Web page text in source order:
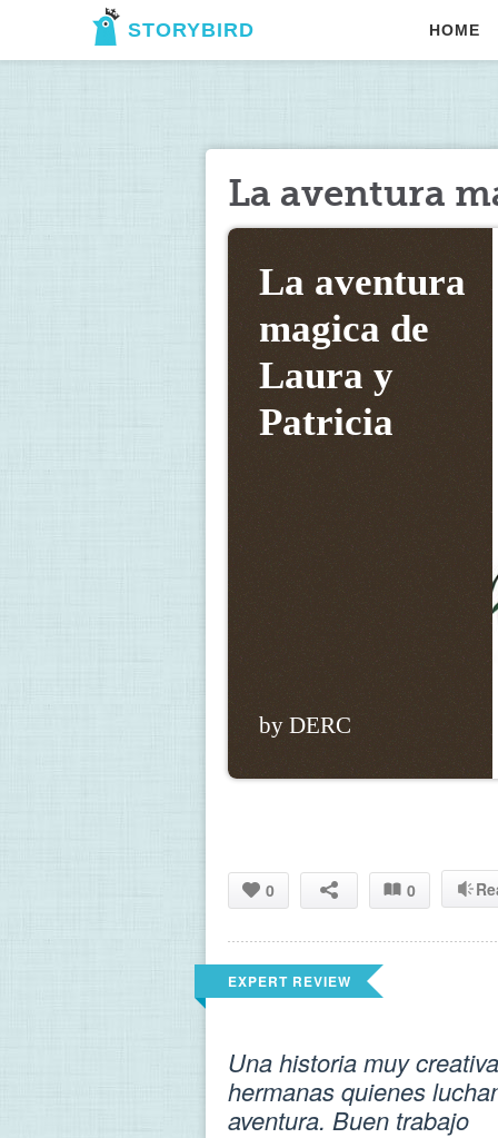
STORYBIRD HOME
La aventura
La aventura
magica de
Laura y
Patricia
by DERC
0 0
EXPERT REVIEW
Una historia muy
hermanas quienes
aventura. Buen trabajo